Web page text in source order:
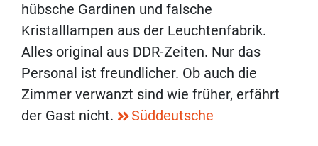
hübsche Gardinen und falsche
Kristalllampen aus der Leuchtenfabrik.
Alles original aus DDR-Zeiten. Nur das
Personal ist freundlicher. Ob auch die
Zimmer verwanzt sind wie früher, erfährt
der Gast nicht.
Süddeutsche